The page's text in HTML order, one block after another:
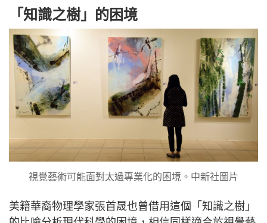
「知識之樹」的困境
視覺藝術可能面對太過專業化的困境。中新社圖片
美籍華裔物理學家張首晟也曾借用這個「知識之樹」